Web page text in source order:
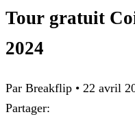
Tour gratuit
2024
Par Breakflip • 22 avril
Partager: